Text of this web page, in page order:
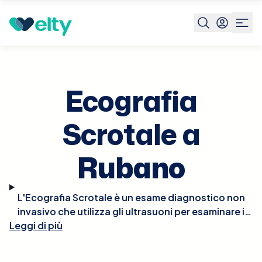
Prenota visita Rubano
Ecografia
Scrotale a
Rubano
L'Ecografia Scrotale è un esame diagnostico non
invasivo che utilizza gli ultrasuoni per esaminare i
tessuti all'interno dello scroto, inclusi i testicoli e le
Leggi di più